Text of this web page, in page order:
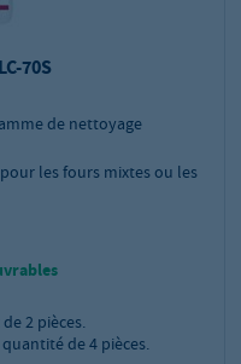
70S
de nettoyage
les fours mixtes ou les
de2 pièces.
de 4 pièces.